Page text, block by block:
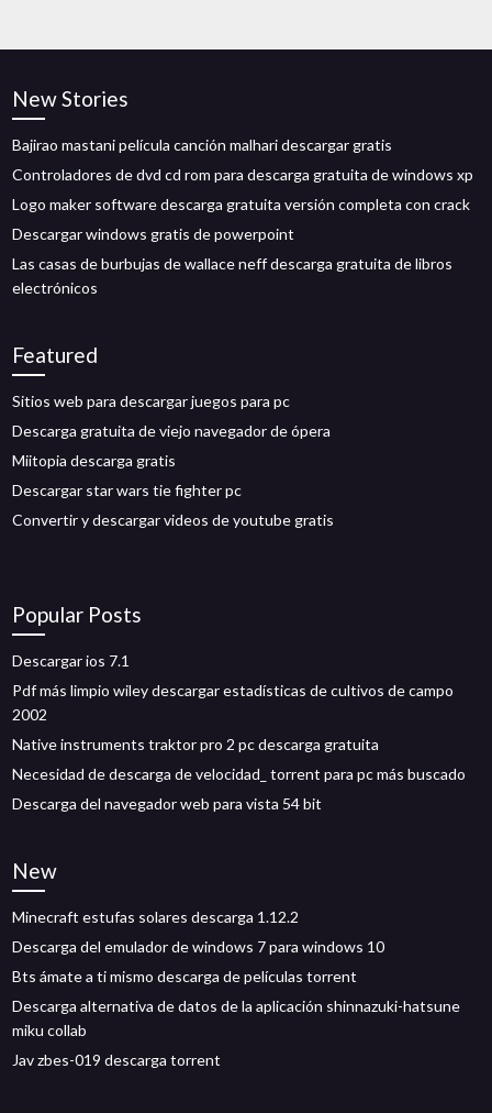
New Stories
Bajirao mastani película canción malhari descargar gratis
Controladores de dvd cd rom para descarga gratuita de windows xp
Logo maker software descarga gratuita versión completa con crack
Descargar windows gratis de powerpoint
Las casas de burbujas de wallace neff descarga gratuita de libros
electrónicos
Featured
Sitios web para descargar juegos para pc
Descarga gratuita de viejo navegador de ópera
Miitopia descarga gratis
Descargar star wars tie fighter pc
Convertir y descargar videos de youtube gratis
Popular Posts
Descargar ios 7.1
Pdf más limpio wiley descargar estadísticas de cultivos de campo
2002
Native instruments traktor pro 2 pc descarga gratuita
Necesidad de descarga de velocidad_ torrent para pc más buscado
Descarga del navegador web para vista 54 bit
New
Minecraft estufas solares descarga 1.12.2
Descarga del emulador de windows 7 para windows 10
Bts ámate a ti mismo descarga de películas torrent
Descarga alternativa de datos de la aplicación shinnazuki-hatsune
miku collab
Jav zbes-019 descarga torrent